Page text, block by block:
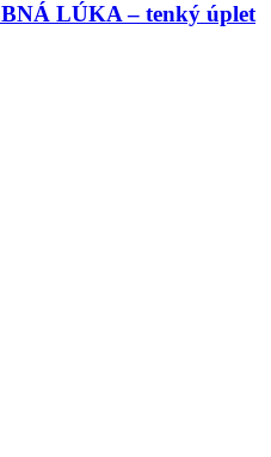
LÚKA – tenký úplet